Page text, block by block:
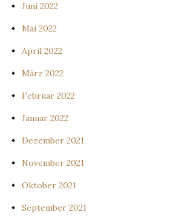
Juni 2022
Mai 2022
April 2022
März 2022
Februar 2022
Januar 2022
Dezember 2021
November 2021
Oktober 2021
September 2021